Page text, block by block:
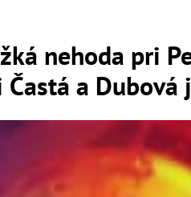
nehoda pri
a Dubová